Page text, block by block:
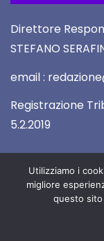
Direttore
STEFANO
email :
Registrazione
5.2.2019
Utilizziamo i
migliore
questo sito